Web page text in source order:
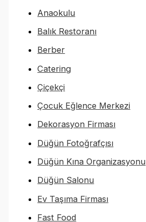
Anaokulu
Balık Restoranı
Berber
Catering
Çiçekçi
Çocuk Eğlence Merkezi
Dekorasyon Firması
Düğün Fotoğrafçısı
Düğün Kına Organizasyonu
Düğün Salonu
Ev Taşıma Firması
Fast Food